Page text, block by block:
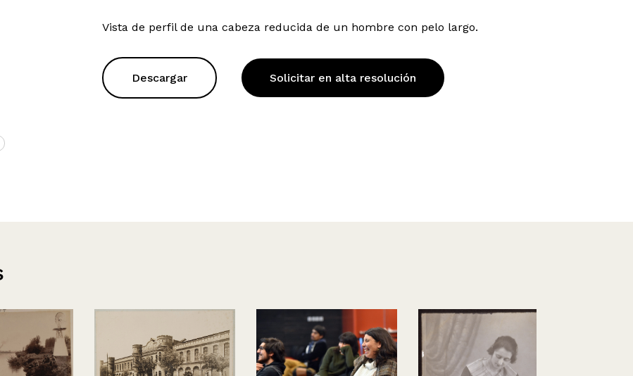
Vista de perfil de una cabeza reducida de un hombre con pelo largo.
Descargar Solicitar en alta resolución